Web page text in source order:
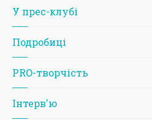
У прес-клубі
Подробиці
PRO-творчість
Iнтерв'ю